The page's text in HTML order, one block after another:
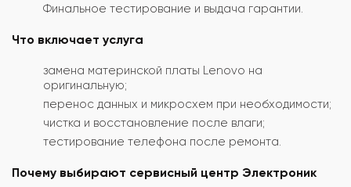
Финальное тестирование и выдача гарантии.
Что включает услуга
замена материнской платы Lenovo на
оригинальную;
перенос данных и микросхем при необходимости;
чистка и восстановление после влаги;
тестирование телефона после ремонта.
Почему выбирают сервисный центр Электроник